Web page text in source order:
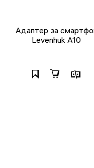
Адаптер за
Levenhuk A10